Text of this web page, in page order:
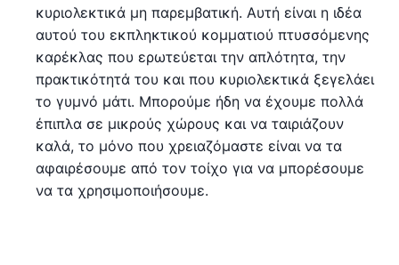
κυριολεκτικά μη παρεμβατική. Αυτή είναι η ιδέα
αυτού του εκπληκτικού κομματιού πτυσσόμενης
καρέκλας που ερωτεύεται την απλότητα, την
πρακτικότητά του και που κυριολεκτικά ξεγελάει
το γυμνό μάτι. Μπορούμε ήδη να έχουμε πολλά
έπιπλα σε μικρούς χώρους και να ταιριάζουν
καλά, το μόνο που χρειαζόμαστε είναι να τα
αφαιρέσουμε από τον τοίχο για να μπορέσουμε
να τα χρησιμοποιήσουμε.